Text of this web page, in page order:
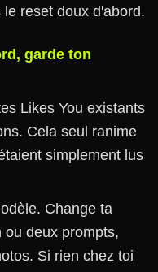
reset doux d'abord.
garde ton
Likes You existants
Cela seul ranime
simplement lus
Change ta
ou deux prompts,
Si rien chez toi